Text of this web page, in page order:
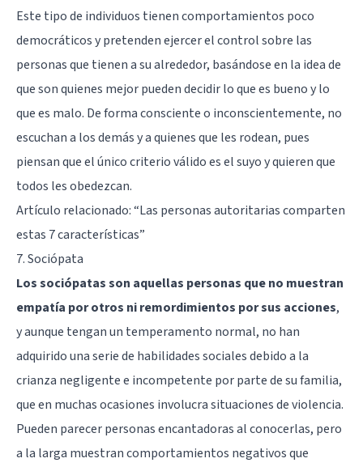
Este tipo de individuos tienen comportamientos poco
democráticos y pretenden ejercer el control sobre las
personas que tienen a su alrededor, basándose en la idea de
que son quienes mejor pueden decidir lo que es bueno y lo
que es malo. De forma consciente o inconscientemente, no
escuchan a los demás y a quienes que les rodean, pues
piensan que el único criterio válido es el suyo y quieren que
todos les obedezcan.
Artículo relacionado: “Las personas autoritarias comparten
estas 7 características”
7. Sociópata
Los sociópatas son aquellas personas que no muestran
empatía por otros ni remordimientos por sus acciones,
y aunque tengan un temperamento normal, no han
adquirido una serie de habilidades sociales debido a la
crianza negligente e incompetente por parte de su familia,
que en muchas ocasiones involucra situaciones de violencia.
Pueden parecer personas encantadoras al conocerlas, pero
a la larga muestran comportamientos negativos que